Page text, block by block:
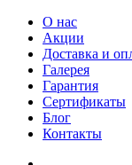
О нас
Акции
Доставка и
Галерея
Гарантия
Сертификаты
Блог
Контакты